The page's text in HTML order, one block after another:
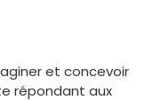
et concevoir
répondant aux